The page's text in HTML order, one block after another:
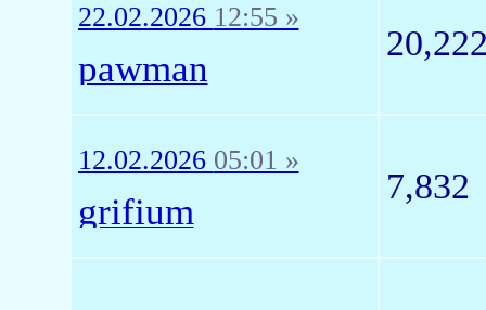
22.02.2026 12:55 »
pawman
12.02.2026 05:01 »
grifium
7,832